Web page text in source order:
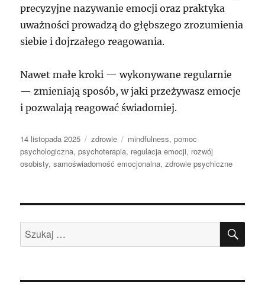
precyzyjne nazywanie emocji oraz praktyka
uważności prowadzą do głębszego zrozumienia
siebie i dojrzałego reagowania.
Nawet małe kroki — wykonywane regularnie
— zmieniają sposób, w jaki przeżywasz emocje
i pozwalają reagować świadomiej.
Data
publikacji
14 listopada 2025 Kategorie
zdrowie Tagi
mindfulness,pomoc
psychologiczna,psychoterapia, regulacja emocji, rozwój
osobisty,samoświadomość emocjonalna,zdrowie psychiczne
Szukaj: